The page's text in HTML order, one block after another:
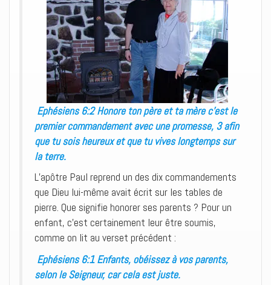
Ephésiens 6:2 Honore ton père et ta mère c’est le
premier commandement avec une promesse, 3 afin
que tu sois heureux et que tu vives longtemps sur
la terre.
L’apôtre Paul reprend un des dix commandements
que Dieu lui-même avait écrit sur les tables de
pierre. Que signifie honorer ses parents ? Pour un
enfant, c’est certainement leur être soumis,
comme on lit au verset précédent :
Ephésiens 6:1 Enfants, obéissez à vos parents,
selon le Seigneur, car cela est juste.